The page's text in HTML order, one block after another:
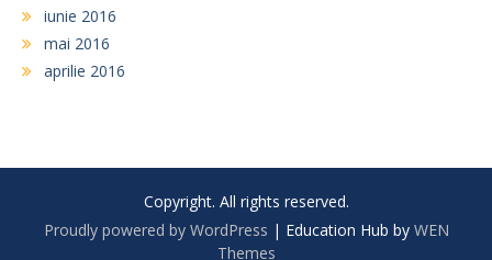
iunie 2016
mai 2016
aprilie 2016
Copyright. All rights reserved.
Proudly powered by WordPress | Education Hub by WEN
Themes